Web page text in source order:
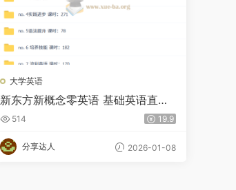
大学英语
新东方新概念零英语 基础英语直达6
级全集课 100GB
514 19.9
分享达人 2026-01-08